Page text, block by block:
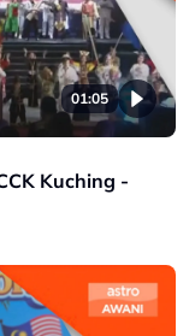
01:05
Kuching -